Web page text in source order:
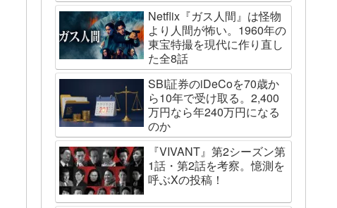
Netflix『ガス人間』は怪物
より人間が怖い。1960年の
東宝特撮を現代に作り直し
た全8話
SBI証券のiDeCoを70歳か
ら10年で受け取る。2,400
万円なら年240万円になる
のか
『VIVANT』第2シーズン第
1話・第2話を考察。憶測を
呼ぶXの投稿！